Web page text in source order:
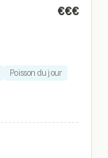
€€€
Poisson du jour